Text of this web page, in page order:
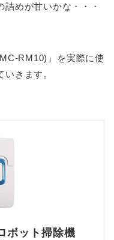
めが甘いかな・・・
RM10)」を実際に使
きます。
ボット掃除機